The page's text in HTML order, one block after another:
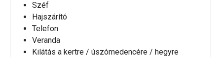
Széf
Hajszárító
Telefon
Veranda
Kilátás a kertre / úszómedencére / hegyre